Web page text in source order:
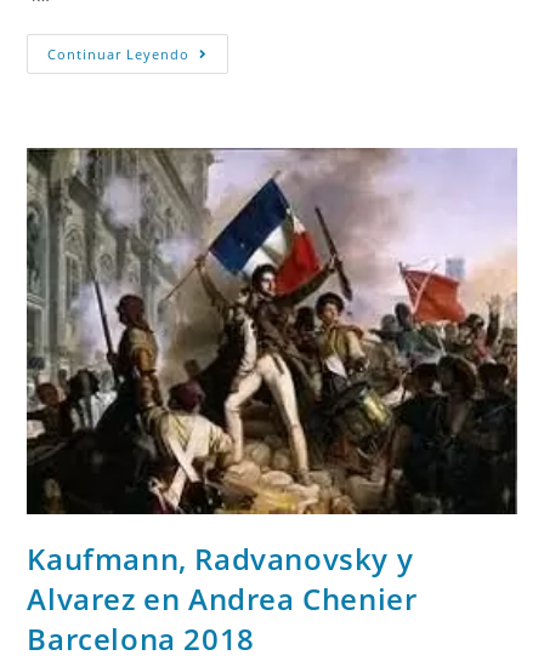
Continuar Leyendo
Kaufmann, Radvanovsky y
Alvarez en Andrea Chenier
Barcelona 2018